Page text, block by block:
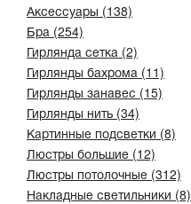
Аксессуары (138)
Бра (254)
Гирлянда сетка (2)
Гирлянды бахрома (11)
Гирлянды занавес (15)
Гирлянды нить (34)
Картинные подсветки (8)
Люстры большие (12)
Люстры потолочные (312)
Накладные светильники (8)